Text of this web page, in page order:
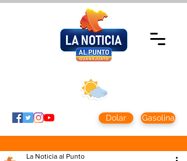
Dolar Gasolina
La Noticia al Punto